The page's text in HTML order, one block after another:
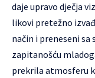
daje upravo dječja
likovi pretežno
način i preneseni sa
zapitanošću
prekrila atmosferu